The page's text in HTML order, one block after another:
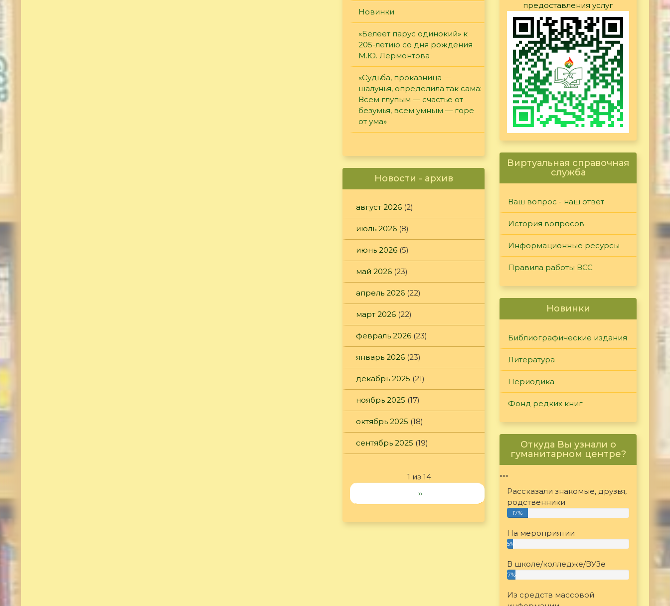
Новинки
«Белеет парус одинокий» к
205-летию со дня рождения
М.Ю. Лермонтова
«Судьба, проказница —
шалунья, определила так сама:
Всем глупым — счастье от
безумья, всем умным — горе
от ума»
Новости - архив
август 2026 (2)
июль 2026 (8)
июнь 2026 (5)
май 2026 (23)
апрель 2026 (22)
март 2026 (22)
февраль 2026 (23)
январь 2026 (23)
декабрь 2025 (21)
ноябрь 2025 (17)
октябрь 2025 (18)
сентябрь 2025 (19)
1 из 14
››
предоставления услуг
Виртуальная справочная
служба
Ваш вопрос - наш ответ
История вопросов
Информационные ресурсы
Правила работы ВСС
Новинки
Библиографические издания
Литература
Периодика
Фонд редких книг
Откуда Вы узнали о
гуманитарном центре?
"""
Рассказали знакомые, друзья,
родственники
17%
На мероприятии
5%
В школе/колледже/ВУЗе
7%
Из средств массовой